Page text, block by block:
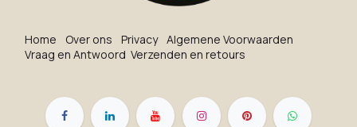
Ho​me O​ve​r on​s Privacy Algemene Voorwaarden
Vraag en Antwoord Verzenden en retours